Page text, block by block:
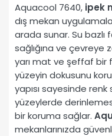
Aquacool 7640, ipek
dış mekan
arada sunar. Su bazlı
sağlığına ve çevreye
yarı mat ve şeffaf bir
yüzeyin dokusunu korur.
yapısı sayesinde renk
yüzeylerde
bir koruma sağlar.
mekanlarınızda